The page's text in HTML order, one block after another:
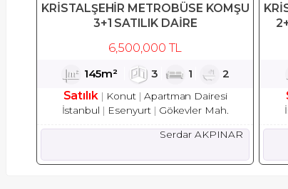
KRİSTALŞEHİR METROBÜSE KOMŞU
3+1 SATILIK DAİRE
6,500,000 TL
145m² 3 1
2
Satılık
Konut
Apartman Dairesi
İstanbul
Esenyurt Gökevler Mah.
Serdar AKPINAR